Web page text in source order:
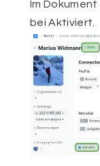
Im
bei Aktiviert.